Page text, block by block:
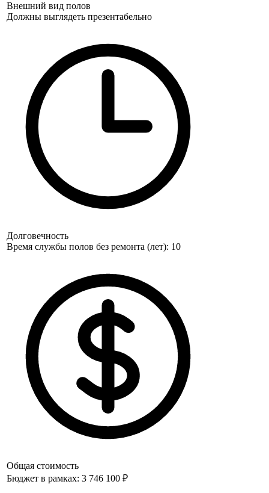
Внешний вид полов
Должны выглядеть презентабельно
Долговечность
Время службы полов без ремонта (лет): 10
Общая стоимость
Бюджет в рамках: 3 746 100 ₽